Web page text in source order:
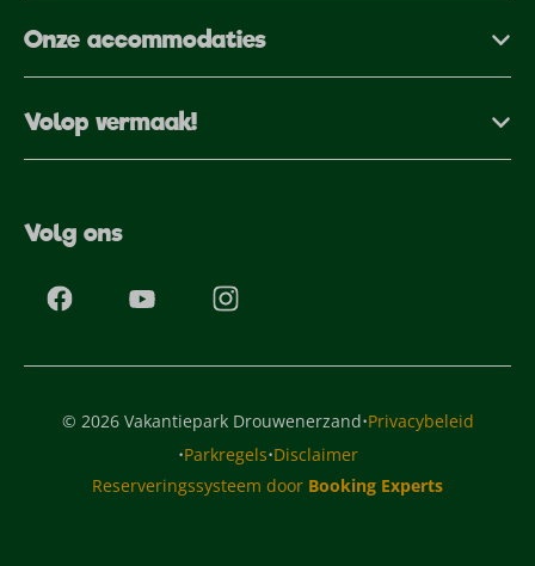
Onze accommodaties
Volop vermaak!
Volg ons
© 2026 Vakantiepark Drouwenerzand·Privacybeleid
·Parkregels·Disclaimer
Reserveringssysteem door Booking Experts